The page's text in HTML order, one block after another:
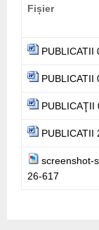
Fișier
PUBLICATII
PUBLICATII
PUBLICAŢII
PUBLICATII
screenshot-
26-617